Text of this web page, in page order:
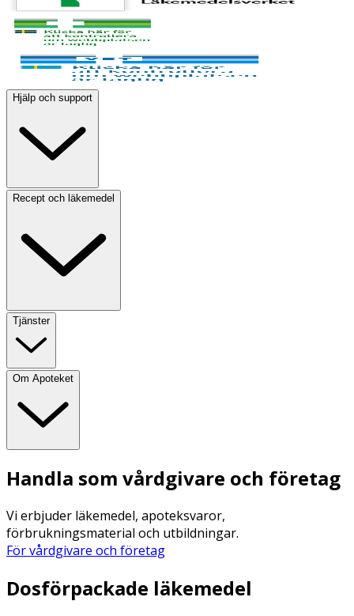
Hjälp och support
Recept och läkemedel
Tjänster
Om Apoteket
Handla som vårdgivare och företag
Vi erbjuder läkemedel, apoteksvaror,
förbrukningsmaterial och utbildningar.
För vårdgivare och företag
Dosförpackade läkemedel